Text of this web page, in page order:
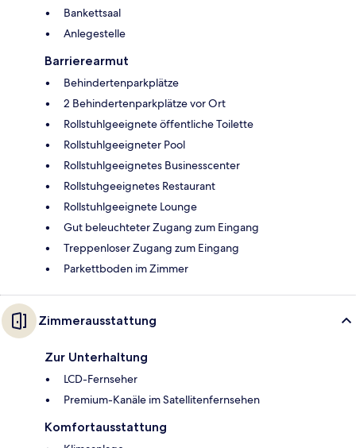
Bankettsaal
Anlegestelle
Barrierearmut
Behindertenparkplätze
2 Behindertenparkplätze vor Ort
Rollstuhlgeeignete öffentliche Toilette
Rollstuhlgeeigneter Pool
Rollstuhlgeeignetes Businesscenter
Rollstuhgeeignetes Restaurant
Rollstuhlgeeignete Lounge
Gut beleuchteter Zugang zum Eingang
Treppenloser Zugang zum Eingang
Parkettboden im Zimmer
Zimmerausstattung
Zur Unterhaltung
LCD-Fernseher
Premium-Kanäle im Satellitenfernsehen
Komfortausstattung